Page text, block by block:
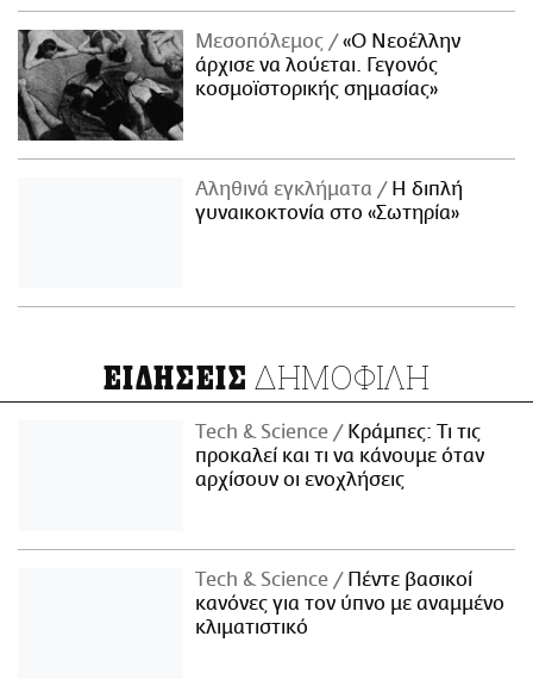
Μεσοπόλεμος
«Ο Νεοέλλην
άρχισε να λούεται. Γεγονός
κοσμοϊστορικής σημασίας»
Αληθινά εγκλήματα
Η διπλή
γυναικοκτονία στο «Σωτηρία»
ΕΙΔΗΣΕΙΣ ΔΗΜΟΦΙΛΗ
Τech & Science
Κράμπες: Τι τις
προκαλεί και τι να κάνουμε όταν
αρχίσουν οι ενοχλήσεις
Τech & Science
Πέντε βασικοί
κανόνες για τον ύπνο με αναμμένο
κλιματιστικό